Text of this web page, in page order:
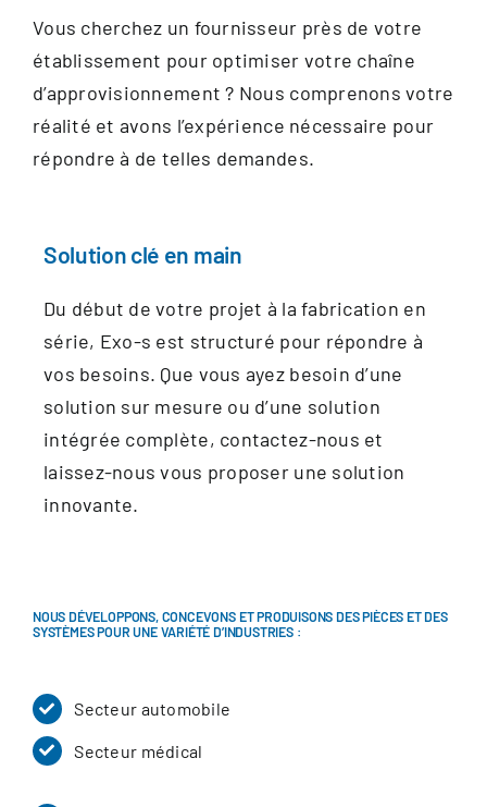
Vous cherchez un fournisseur près de votre
établissement pour optimiser votre chaîne
d’approvisionnement ? Nous comprenons votre
réalité et avons l’expérience nécessaire pour
répondre à de telles demandes.
Solution clé en main
Du début de votre projet à la fabrication en
série, Exo-s est structuré pour répondre à
vos besoins. Que vous ayez besoin d’une
solution sur mesure ou d’une solution
intégrée complète, contactez-nous et
laissez-nous vous proposer une solution
innovante.
NOUS DÉVELOPPONS, CONCEVONS ET PRODUISONS DES PIÈCES ET DES
SYSTÈMES POUR UNE VARIÉTÉ D’INDUSTRIES :
Secteur automobile
Secteur médical